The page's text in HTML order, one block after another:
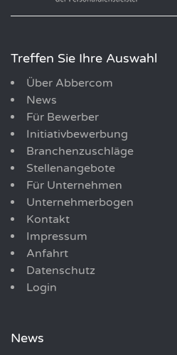
Treffen Sie Ihre Auswahl
Über Abbercom
News
Für Bewerber
Initiativbewerbung
Branchenzuschläge
Stellenangebote
Für Unternehmen
Unternehmerbogen
Kontakt
Impressum
Anfahrt
Datenschutz
Login
News